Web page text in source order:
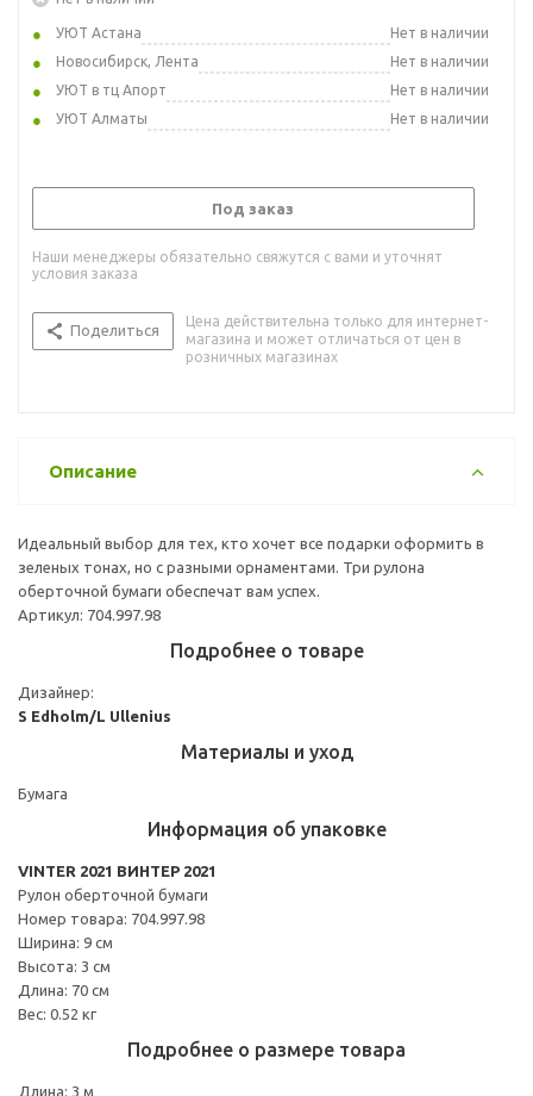
УЮТ Астана
Нет в наличии
Новосибирск, Лента
Нет в наличии
УЮТ в тц Апорт
Нет в наличии
УЮТ Алматы
Нет в наличии
Под заказ
Наши менеджеры обязательно свяжутся с вами и уточнят
условия заказа
Поделиться
Цена действительна только для интернет-
магазина и может отличаться от цен в
розничных магазинах
Описание
Идеальный выбор для тех, кто хочет все подарки оформить в
зеленых тонах, но с разными орнаментами. Три рулона
оберточной бумаги обеспечат вам успех.
Артикул: 704.997.98
Подробнее о товаре
Дизайнер:
S Edholm/L Ullenius
Материалы и уход
Бумага
Информация об упаковке
VINTER 2021 ВИНТЕР 2021
Рулон оберточной бумаги
Номер товара: 704.997.98
Ширина: 9 см
Высота: 3 см
Длина: 70 см
Вес: 0.52 кг
Подробнее о размере товара
Длина: 3 м